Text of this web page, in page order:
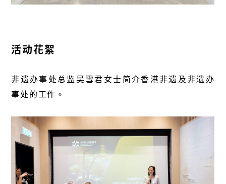
活动花絮
非遗办事处总监吴雪君女士简介香港非遗及非遗办
事处的工作。